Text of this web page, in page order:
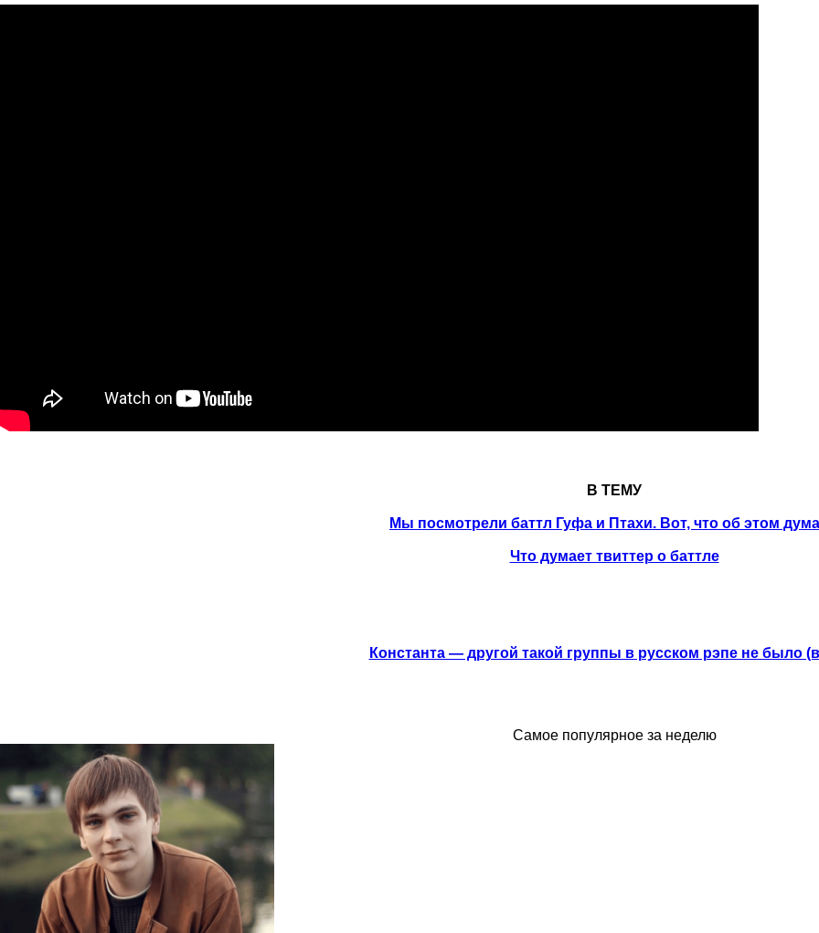
В ТЕМУ
Мы посмотрели баттл Гуфа и Птахи. Вот, что об этом
Что думает твиттер о баттле
Константа — другой такой группы в русском рэпе не было
Самое популярное за неделю